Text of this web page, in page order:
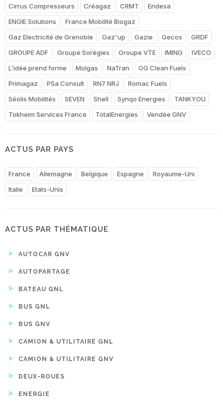
Cirrus Compresseurs
Créagaz CRMT
Endesa
ENGIE Solutions
France Mobilité Biogaz
Gaz Electricité de Grenoble
Gaz'up Gazie Gecos
GRDF
GROUPE ADF
Groupe Sorégies Groupe VTE IMING
IVECO
L’idée prend forme
Molgas NaTran
OG Clean Fuels
Primagaz
PSa Consult RN7 NRJ
Romac Fuels
Séolis Mobilités
SEVEN Shell Synqo Energies
TANKYOU
Tokheim Services France
TotalEnergies Vendée GNV
ACTUS PAR PAYS
France Allemagne Belgique Espagne
Royaume-Uni
Italie
Etats-Unis
ACTUS PAR THÉMATIQUE
AUTOCAR GNV
AUTOPARTAGE
BATEAU GNL
BUS GNL
BUS GNV
CAMION & UTILITAIRE GNL
CAMION & UTILITAIRE GNV
DEUX-ROUES
ENERGIE